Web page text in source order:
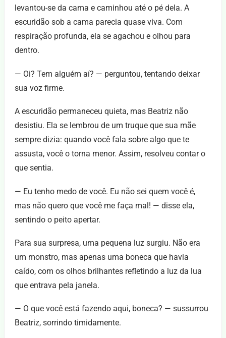
levantou-se da cama e caminhou até o pé dela. A
escuridão sob a cama parecia quase viva. Com
respiração profunda, ela se agachou e olhou para
dentro.
— Oi? Tem alguém aí? — perguntou, tentando deixar
sua voz firme.
A escuridão permaneceu quieta, mas Beatriz não
desistiu. Ela se lembrou de um truque que sua mãe
sempre dizia: quando você fala sobre algo que te
assusta, você o torna menor. Assim, resolveu contar o
que sentia.
— Eu tenho medo de você. Eu não sei quem você é,
mas não quero que você me faça mal! — disse ela,
sentindo o peito apertar.
Para sua surpresa, uma pequena luz surgiu. Não era
um monstro, mas apenas uma boneca que havia
caído, com os olhos brilhantes refletindo a luz da lua
que entrava pela janela.
— O que você está fazendo aqui, boneca? — sussurrou
Beatriz, sorrindo timidamente.